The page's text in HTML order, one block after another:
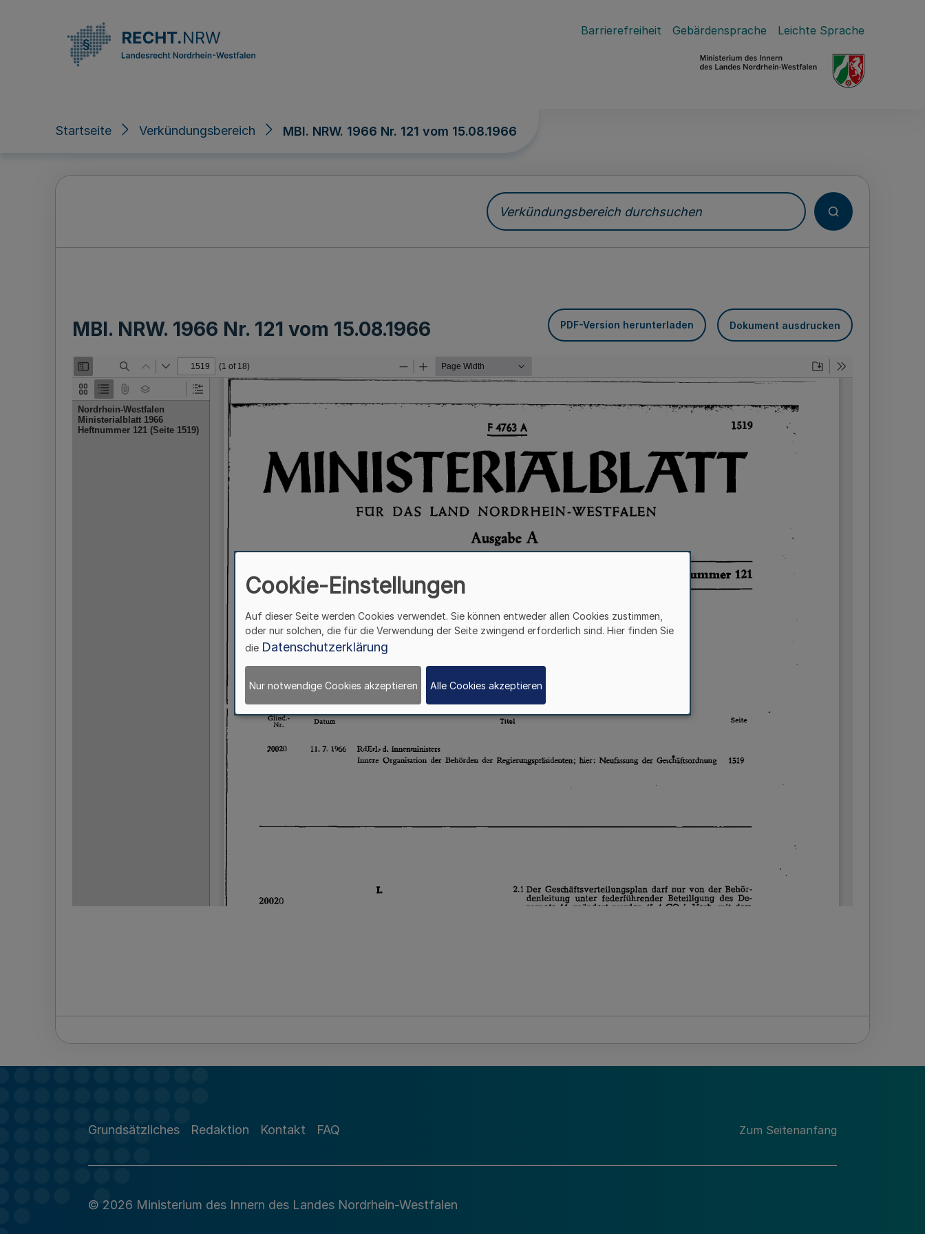
Barrierefreiheit Gebärdensprache Leichte Sprache
Startseite Verkündungsbereich MBl. NRW. 1966 Nr. 121 vom 15.08.1966
Verkündungsbereich durchsuchen
MBl. NRW. 1966 Nr. 121 vom 15.08.1966 PDF-Version herunterladen Dokument ausdrucken
Grundsätzliches Redaktion Kontakt FAQ Zum Seitenanfang
© 2026 Ministerium des Innern des Landes Nordrhein-Westfalen
Cookie-Einstellungen
Auf dieser Seite werden Cookies verwendet. Sie können entweder allen Cookies zustimmen,
oder nur solchen, die für die Verwendung der Seite zwingend erforderlich sind. Hier finden Sie
die Datenschutzerklärung
Nur notwendige Cookies akzeptieren Alle Cookies akzeptieren